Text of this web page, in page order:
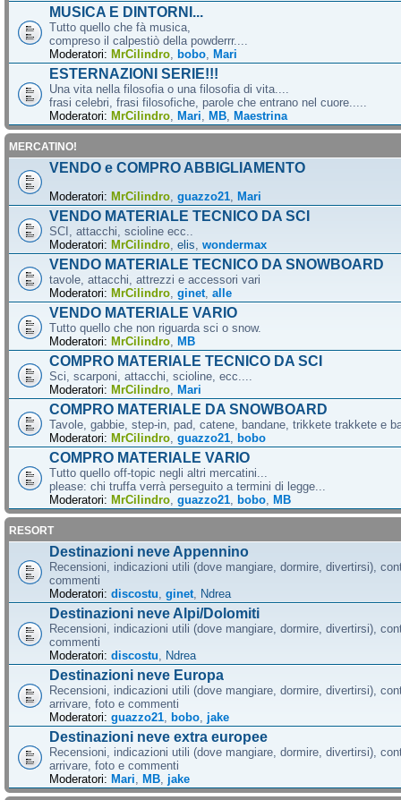
MUSICA E DINTORNI...
Tutto quello che fà musica,
compreso il calpestiò della powderrr....
Moderatori: MrCilindro bobo Mari
ESTERNAZIONI SERIE!!!
Una vita nella filosofia o una filosofia di vita....
frasi celebri, frasi filosofiche, parole che entrano nel cuore.....
Moderatori: MrCilindro Mari MB Maestrina
MERCATINO!
VENDO e COMPRO ABBIGLIAMENTO
Moderatori: MrCilindro guazzo21 Mari
VENDO MATERIALE TECNICO DA SCI
SCI, attacchi, scioline ecc..
Moderatori: MrCilindro elis wondermax
VENDO MATERIALE TECNICO DA SNOWBOARD
tavole, attacchi, attrezzi e accessori vari
Moderatori: MrCilindro ginet alle
VENDO MATERIALE VARIO
Tutto quello che non riguarda sci o snow.
Moderatori: MrCilindro MB
COMPRO MATERIALE TECNICO DA SCI
Sci, scarponi, attacchi, scioline, ecc....
Moderatori: MrCilindro Mari
COMPRO MATERIALE DA SNOWBOARD
Tavole, gabbie, step-in, pad, catene, bandane, trikkete trakkete e
Moderatori: MrCilindro guazzo21 bobo
COMPRO MATERIALE VARIO
Tutto quello off-topic negli altri mercatini...
please: chi truffa verrà perseguito a termini di legge...
Moderatori: MrCilindro guazzo21 bobo MB
RESORT
Destinazioni neve Appennino
Recensioni, indicazioni utili (dove mangiare, dormire, divertirsi),
commenti
Moderatori: discostu ginet Ndrea
Destinazioni neve Alpi/Dolomiti
Recensioni, indicazioni utili (dove mangiare, dormire, divertirsi),
commenti
Moderatori: discostu Ndrea
Destinazioni neve Europa
Recensioni, indicazioni utili (dove mangiare, dormire, divertirsi),
arrivare, foto e commenti
Moderatori: guazzo21 bobo jake
Destinazioni neve extra europee
Recensioni, indicazioni utili (dove mangiare, dormire, divertirsi),
arrivare, foto e commenti
Moderatori: Mari MB jake